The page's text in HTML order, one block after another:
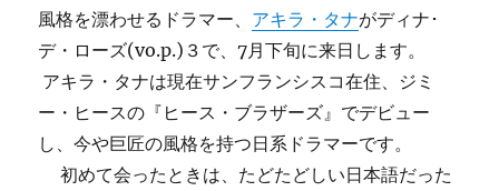
風格を漂わせるドラマー、 アキラ・タナがディナ･
デ・ローズ(vo.p.)３で、7月下旬に来日します。
アキラ・タナは現在サンフランシスコ在住、ジミ
ー・ヒースの『ヒース・ブラザーズ』でデビュー
し、今や巨匠の風格を持つ日系ドラマーです。
初めて会ったときは、たどたどしい日本語だった